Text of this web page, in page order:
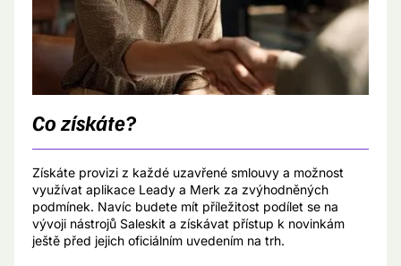
Co získáte?
Získáte provizi z každé uzavřené smlouvy a možnost
využívat aplikace Leady a Merk za zvýhodněných
podmínek. Navíc budete mít příležitost podílet se na
vývoji nástrojů Saleskit a získávat přístup k novinkám
ještě před jejich oficiálním uvedením na trh.